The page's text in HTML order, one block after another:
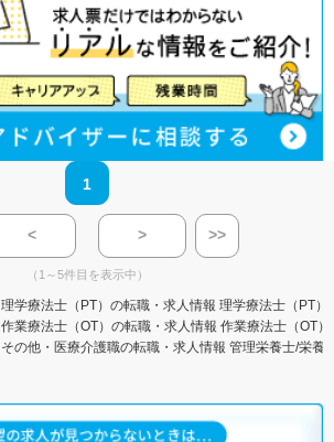
1
< > >>
（1～5件目を表示中）
理学療法士（PT）の転職・求人情報 理学療法士（PT）
作業療法士（OT）の転職・求人情報 作業療法士（OT
その他・医療介護職の転職・求人情報 管理栄養士/栄養